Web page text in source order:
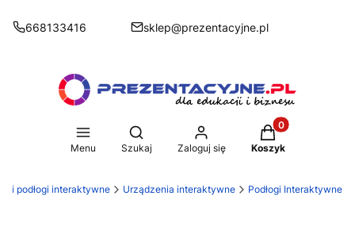
668133416 sklep@prezentacyjne.pl
Menu
Otwórz wyszukiwarkę
Szukaj Zaloguj się
Produkty w
Koszyk
i podłogi interaktywne Urządzenia interaktywne Podłogi Interaktywne